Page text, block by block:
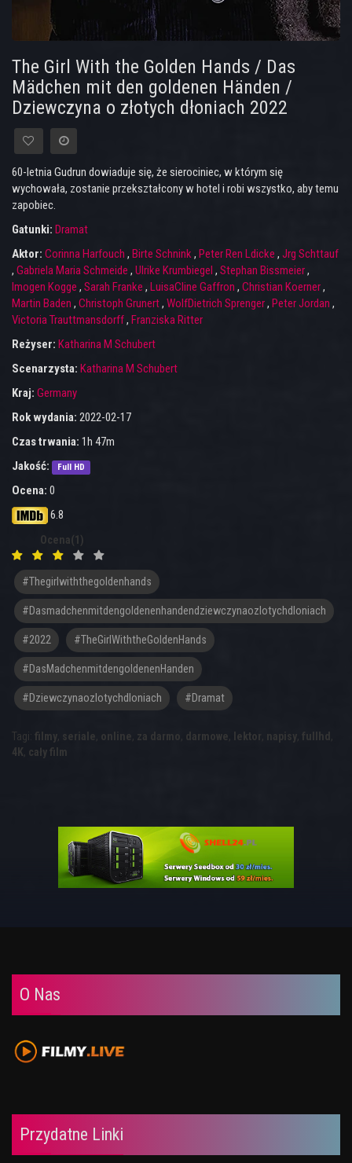
The Girl With the Golden Hands / Das
Mädchen mit den goldenen Händen /
Dziewczyna o złotych dłoniach 2022
60-letnia Gudrun dowiaduje się, że sierociniec, w którym się
wychowała, zostanie przekształcony w hotel i robi wszystko, aby temu
zapobiec.
Gatunki: Dramat
Aktor: Corinna Harfouch , Birte Schnink, Peter Ren Ldicke , Jrg Schttauf
, Gabriela Maria Schmeide , Ulrike Krumbiegel , Stephan Bissmeier,
Imogen Kogge , Sarah Franke , LuisaCline Gaffron , Christian Koerner,
Martin Baden , Christoph Grunert, WolfDietrich Sprenger, Peter Jordan ,
Victoria Trauttmansdorff, Franziska Ritter
Reżyser: Katharina M Schubert
Scenarzysta: Katharina M Schubert
Kraj: Germany
Rok wydania: 2022-02-17
Czas trwania: 1h 47m
Jakość:
Full HD
Ocena: 0
6.8
Ocena(1)
#thegirlwiththegoldenhands
#dasmadchenmitdengoldenenhandendziewczynaozlotychdloniach
#2022 #TheGirlWiththeGoldenHands
#DasMadchenmitdengoldenenHanden
#Dziewczynaozlotychdloniach #dramat
Tagi: filmy, seriale, online, za darmo, darmowe, lektor, napisy, fullhd ,
4K, cały film
O Nas
Przydatne Linki